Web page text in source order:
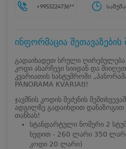
+9953224736**
ინფორმაცია შეთავაზების
გადაიხადეთ სრული ღირებულება
კოდი ასარჩევი სიიდან და
კვარიათის სასტუმროში
PANORAMA KVARIAtI!
ჯავშნის კოდის შეძენის
ადგილზე გადაიხდით დანაზოგით
თანხას!
სტანდარტული ნომერი 2
ხედით - 260 ლარი 350
კოდი 20 ლარი)